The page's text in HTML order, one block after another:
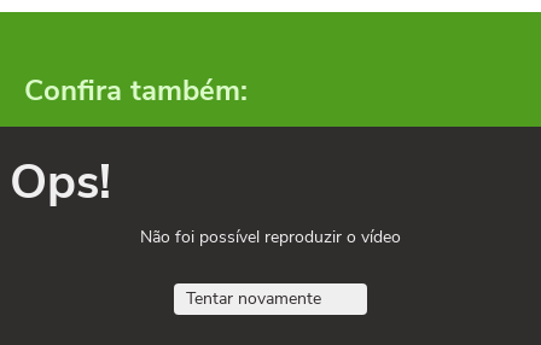
Confira também:
Ops!
Não foi possível reproduzir o vídeo
Tentar novamente